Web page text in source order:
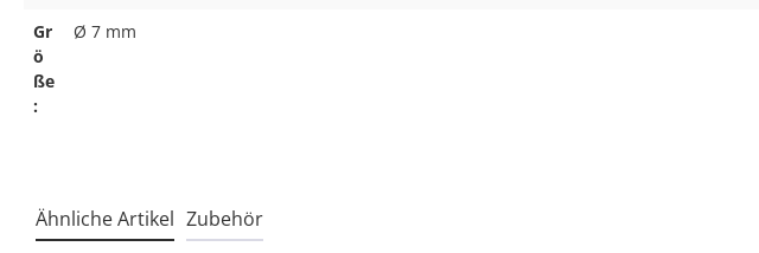
Gr
ö
ße
:
Ø 7 mm
Ähnliche Artikel Zubehör